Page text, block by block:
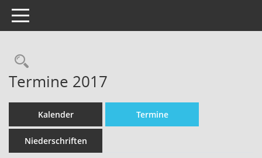
Toggle navigation
Termine 2017
Kalender Termine
Niederschriften